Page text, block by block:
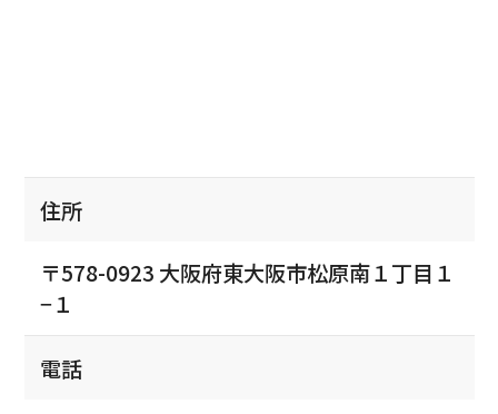
住所
〒578-0923 大阪府東大阪市松原南１丁目１
−１
電話